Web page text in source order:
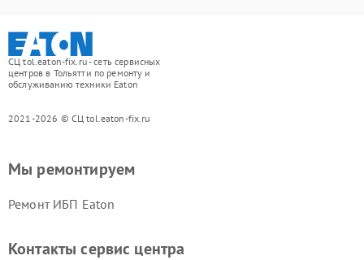
СЦ tol.eaton-fix.ru - сеть сервисных
центров в Тольятти по ремонту и
обслуживанию техники Eaton
2021-2026 © СЦ tol.eaton-fix.ru
Мы ремонтируем
Ремонт ИБП Eaton
Контакты сервис центра